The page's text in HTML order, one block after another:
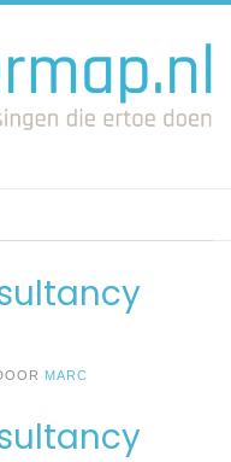
MARC